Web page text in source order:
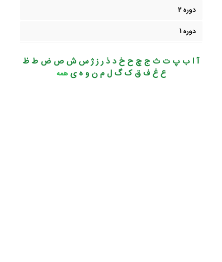
دوره 2
دوره 1
آ ا ب پ ت ث ج چ ح خ د ذ ر ز ژ س ش ص ض ط ظ
ع غ ف ق ک گ ل م ن و ه یهمه